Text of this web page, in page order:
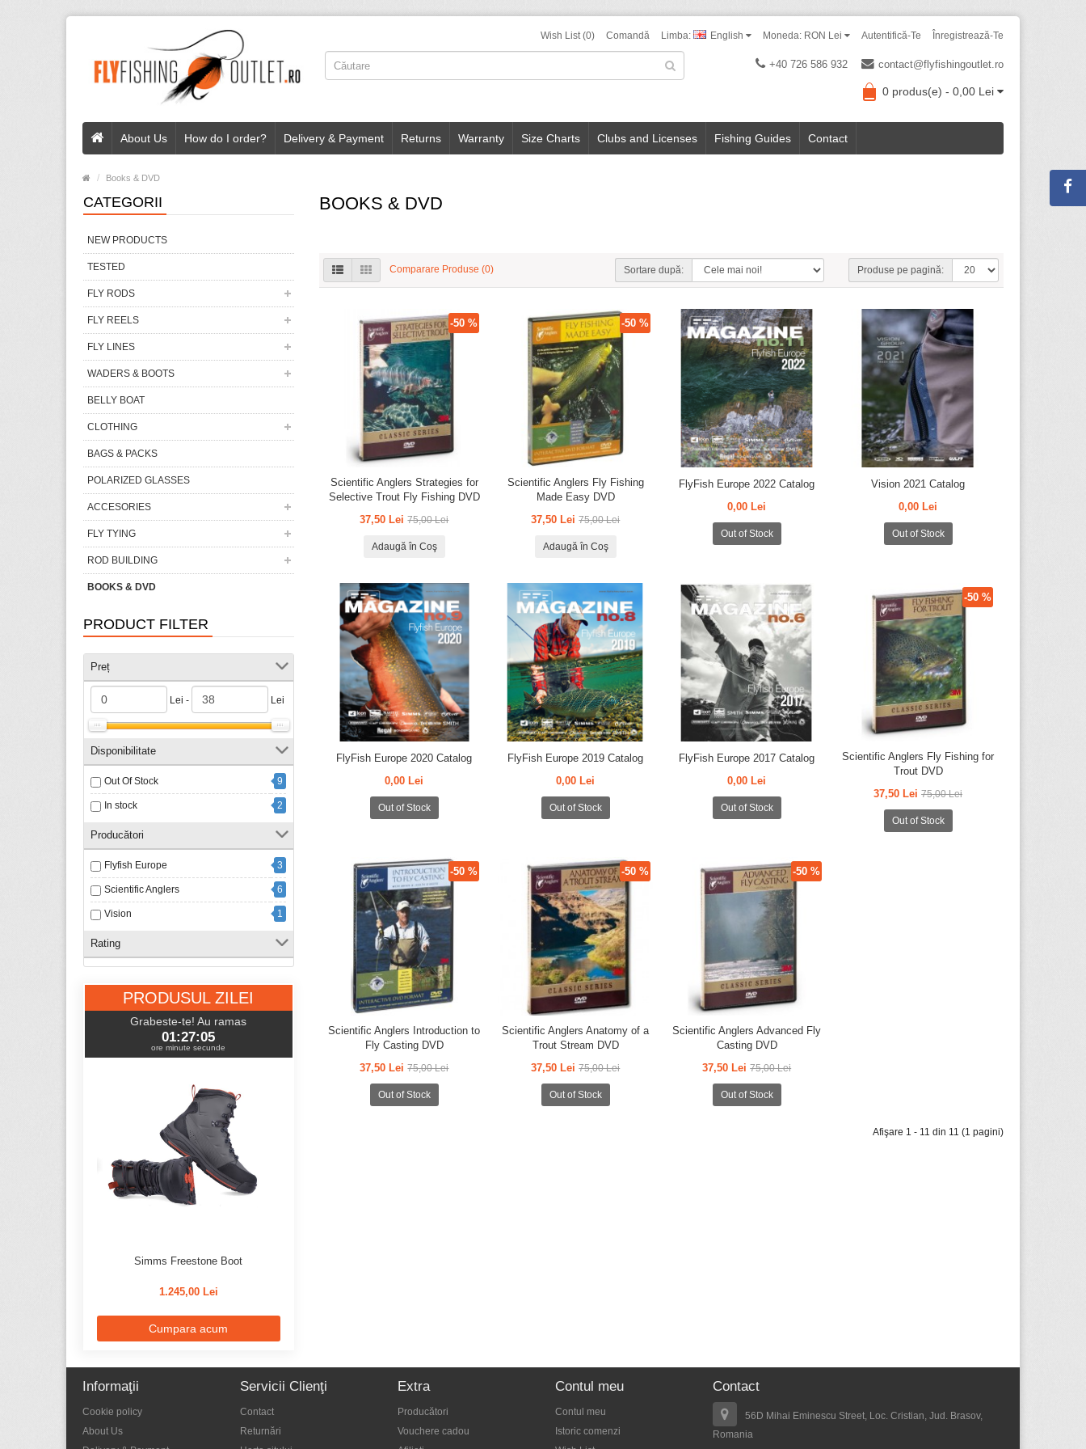
Autentifică-Te Înregistrează-Te
Wish List (0) Comandă Limba: English Moneda: RON Lei
+40 726 586 932 contact@flyfishingoutlet.ro
0 produs(e) - 0,00 Lei
About Us How do I order? Delivery & Payment Returns Warranty Size Charts Clubs and Licenses Fishing Guides Contact
Books & DVD
CATEGORII
NEW PRODUCTS
TESTED
FLY RODS
FLY REELS
FLY LINES
WADERS & BOOTS
BELLY BOAT
CLOTHING
BAGS & PACKS
POLARIZED GLASSES
ACCESORIES
FLY TYING
ROD BUILDING
BOOKS & DVD
PRODUCT FILTER
Preț
Lei - Lei
Disponibilitate
Out Of Stock 9
In stock 2
Producători
Flyfish Europe 3
Scientific Anglers 6
Vision 1
Rating
PRODUSUL ZILEI
Grabeste-te! Au ramas
01:27:04
ore minute secunde
Simms Freestone Boot
1.245,00 Lei
Cumpara acum
BOOKS & DVD
Comparare Produse (0) Sortare după: Produse pe pagină:
Scientific Anglers Strategies for
Selective Trout Fly Fishing DVD
37,50 Lei 75,00 Lei
-50 %
Adaugă în Coş
Scientific Anglers Fly Fishing
Made Easy DVD
37,50 Lei 75,00 Lei
-50 %
Adaugă în Coş
FlyFish Europe 2022 Catalog
0,00 Lei
Out of Stock
Vision 2021 Catalog
0,00 Lei
Out of Stock
FlyFish Europe 2020 Catalog
0,00 Lei
Out of Stock
FlyFish Europe 2019 Catalog
0,00 Lei
Out of Stock
FlyFish Europe 2017 Catalog
0,00 Lei
Out of Stock
Scientific Anglers Fly Fishing for
Trout DVD
37,50 Lei 75,00 Lei
-50 %
Out of Stock
Scientific Anglers Introduction to
Fly Casting DVD
37,50 Lei 75,00 Lei
-50 %
Out of Stock
Scientific Anglers Anatomy of a
Trout Stream DVD
37,50 Lei 75,00 Lei
-50 %
Out of Stock
Scientific Anglers Advanced Fly
Casting DVD
37,50 Lei 75,00 Lei
-50 %
Out of Stock
Afişare 1 - 11 din 11 (1 pagini)
Informaţii
Cookie policy
About Us
Servicii Clienţi
Contact
Returnări
Extra
Producători
Vouchere cadou
Contul meu
Contul meu
Istoric comenzi
Contact
56D Mihai Eminescu Street, Loc. Cristian, Jud. Brasov,
Romania